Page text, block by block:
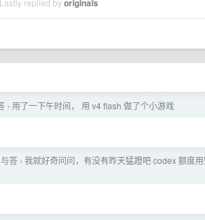
replied byoriginals
› 用了一下午时间， 用 v4 flash 做了个小游戏
答 › 我就好奇问问，有没有昨天猛蹬吧 codex 额度